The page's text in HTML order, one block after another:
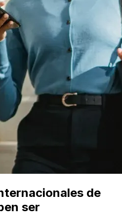
de
ser